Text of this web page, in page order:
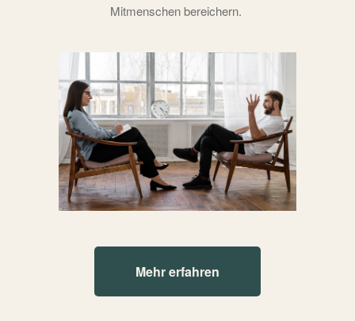
Mitmenschen bereichern.
Mehr erfahren